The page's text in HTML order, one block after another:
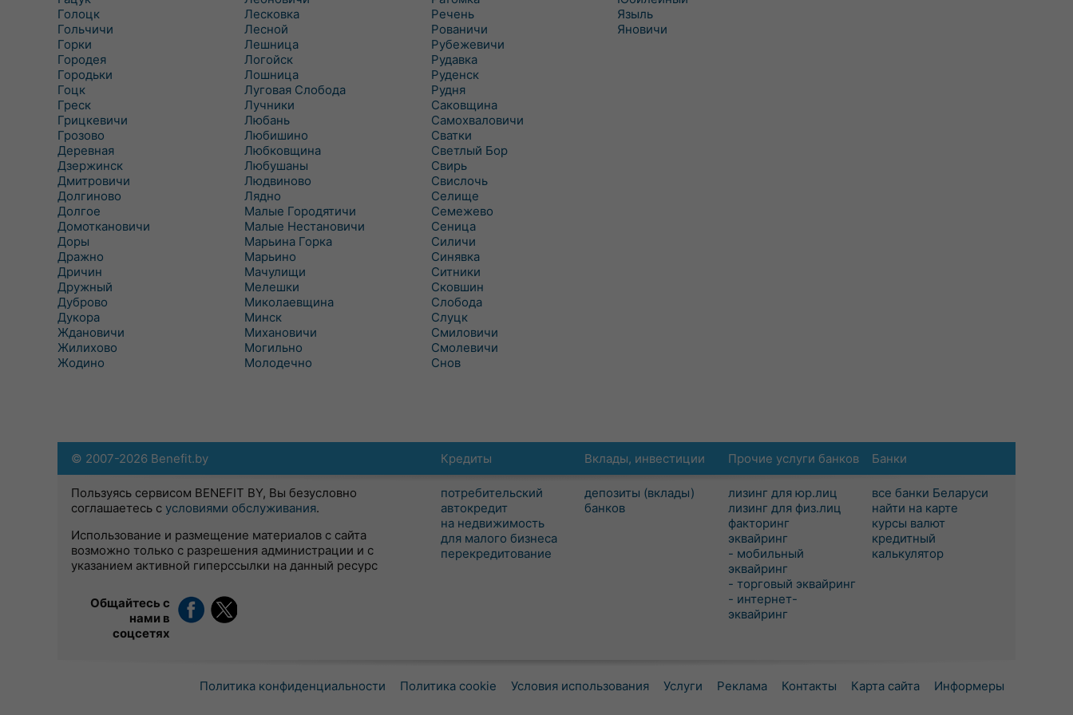
Голоцк
Гольчичи
Горки
Городея
Городьки
Гоцк
Греск
Грицкевичи
Грозово
Деревная
Дзержинск
Дмитровичи
Долгиново
Долгое
Домоткановичи
Доры
Дражно
Дричин
Дружный
Дуброво
Дукора
Ждановичи
Жилихово
Жодино
Лесковка
Лесной
Лешница
Логойск
Лошница
Луговая Слобода
Лучники
Любань
Любишино
Любковщина
Любушаны
Людвиново
Лядно
Малые Городятичи
Малые Нестановичи
Марьина Горка
Марьино
Мачулищи
Мелешки
Миколаевщина
Минск
Михановичи
Могильно
Молодечно
Речень
Рованичи
Рубежевичи
Рудавка
Руденск
Рудня
Саковщина
Самохваловичи
Сватки
Светлый Бор
Свирь
Свислочь
Селище
Семежево
Сеница
Силичи
Синявка
Ситники
Сковшин
Слобода
Слуцк
Смиловичи
Смолевичи
Снов
Языль
Яновичи
Кредиты
потребительский
автокредит
на недвижимость
для малого бизнеса
перекредитование
Вклады, инвестиции
депозиты (вклады)
банков
Прочие услуги банков
лизинг для юр.лиц
лизинг для физ.лиц
факторинг
эквайринг
- мобильный
эквайринг
- торговый эквайринг
- интернет-
эквайринг
Банки
все банки Беларуси
найти на карте
курсы валют
кредитный
калькулятор
© 2007-2026 Benefit.by
Пользуясь сервисом BENEFIT BY, Вы безусловно
соглашаетесь с условиями обслуживания.
Использование и размещение материалов с сайта
возможно только с разрешения администрации и с
указанием активной гиперссылки на данный ресурс
Общайтесь с
нами в
соцсетях
Политика конфиденциальности Политика cookie Условия использования Услуги Реклама Контакты Карта сайта Информеры